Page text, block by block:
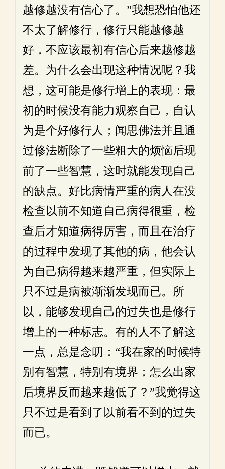
越修越没有信心了。”我想恐怕他还
不太了解修行，修行只能越修越
好，不应该最初有信心后来越修越
差。为什么会出现这种情况呢？我
想，这可能是修行增上的表现：最
初的时候没有能力观察自己，自认
为是个好修行人；闻思佛法并且通
过修法断除了一些粗大的烦恼后现
前了一些智慧，这时就能发现自己
的缺点。好比病情严重的病人在没
检查以前不知道自己病得很重，检
查后才知道病得厉害，而且在治疗
的过程中发现了其他的病，他会认
为自己病得越来越严重，但实际上
只不过是病被渐渐发现而已。所
以，能够发现自己的过失也是修行
增上的一种标志。有的人不了解这
一点，总是念叨：“我在家的时候特
别有智慧，特别有境界；怎么出家
后境界反而越来越低了？”我觉得这
只不过是看到了以前看不到的过失
而已。